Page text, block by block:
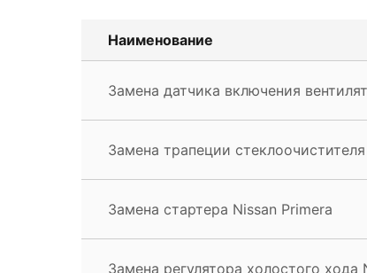
Наименование
Замена датчика включения
Замена трапеции
Замена стартера Nissan Primera
Замена регулятора холостого хода